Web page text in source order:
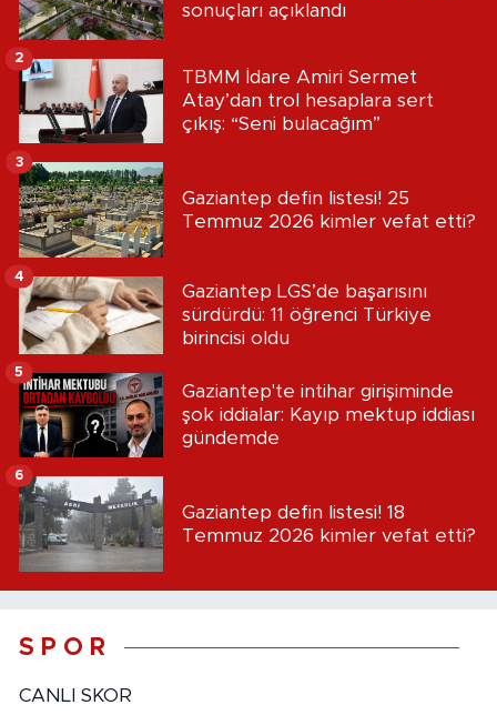
sonuçları açıklandı
TBMM İdare Amiri Sermet
Atay’dan trol hesaplara sert
çıkış: “Seni bulacağım”
2
Gaziantep defin listesi! 25
Temmuz 2026 kimler vefat etti?
3
Gaziantep LGS’de başarısını
sürdürdü: 11 öğrenci Türkiye
birincisi oldu
4
Gaziantep'te intihar girişiminde
şok iddialar: Kayıp mektup iddiası
gündemde
5
Gaziantep defin listesi! 18
Temmuz 2026 kimler vefat etti?
6
S P O R
CANLI SKOR